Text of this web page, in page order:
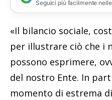
Seguici più facilmente
«Il bilancio sociale,
per illustrare ciò che i
possono esprimere,
del nostro Ente. In
momento di estrema